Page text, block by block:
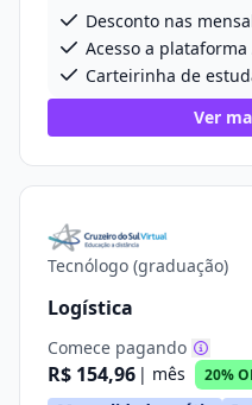
Desconto nas
Acesso a plataforma
Carteirinha de
Ver
Tecnólogo (graduação)
Logística
Comece pagando
R$ 154,96 | mês 20%